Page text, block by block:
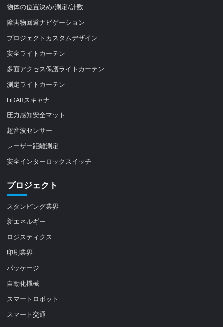
物体の位置決め/測定/計数
障害物回避ナビゲーション
プロジェクトカスタムデザイン
安全ライトカーテン
多面アクセス保護ライトカーテン
測定ライトカーテン
LiDARスキャナ
圧力感知安全マット
超音波センサー
レーザー距離測定
安全インターロックスイッチ
プロジェクト
スタンピング業界
新エネルギー
ロジスティクス
印刷業界
パッケージ
自動化機械
スマートロボット
スマート交通